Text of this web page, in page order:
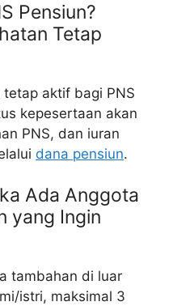
Pensiun?
Tetap
tetap aktif bagi PNS
kepesertaan akan
PNS, dan iuran
dana pensiun.
Ada Anggota
yang Ingin
tambahan di luar
istri, maksimal 3